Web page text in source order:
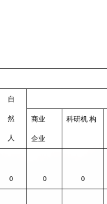
自
然
人
商业
企业
科研机 构
0 0 0